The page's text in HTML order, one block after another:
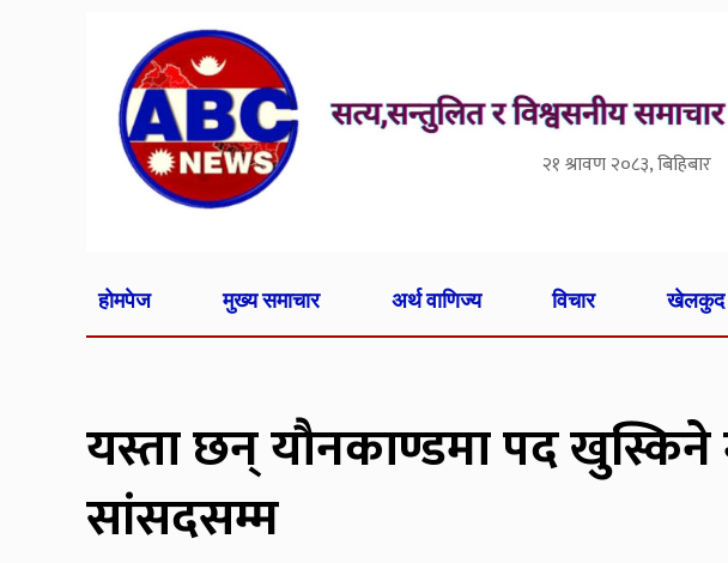
२१ श्रावण २०८३, बिहिबार
होमपेज मुख्य समाचार अर्थ वाणिज्य विचार खेलकुद
यस्ता छन् यौनकाण्डमा पद खुस्किने
सांसदसम्म